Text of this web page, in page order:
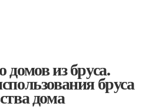
домов из бруса.
бруса
дома